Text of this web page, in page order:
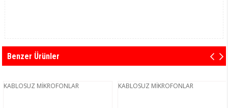
Benzer Ürünler
MİKROFONLAR KABLOSUZ MİKROFONLAR